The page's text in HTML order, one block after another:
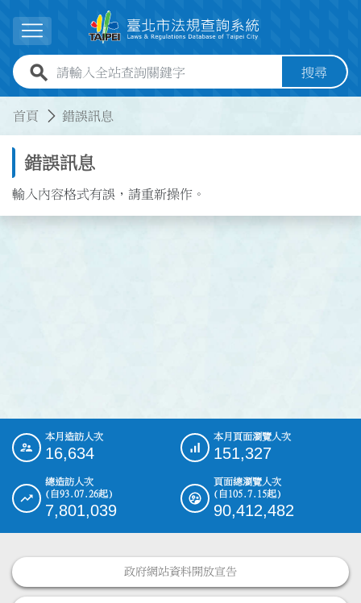
展開選單
全站查詢關鍵字欄位 搜尋
首頁 錯誤訊息
錯誤訊息
輸入內容格式有誤，請重新操作。
::: 本月造訪人次
16,634
本月頁面瀏覽人次
151,327
總造訪人次
(自93.07.26起)
7,801,039
頁面總瀏覽人次
(自105.7.15起)
90,412,482
政府網站資料開放宣告